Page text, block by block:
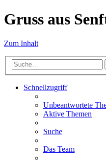
Gruss aus
Zum Inhalt
Schnellzugriff
Unbeantwortete
Aktive Themen
Suche
Das Team